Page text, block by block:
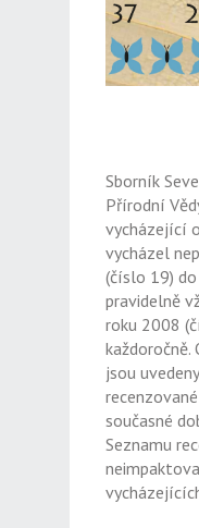
Sborník
Přírodní
vycházející
vycházel
(číslo 19)
pravidelně
roku 2008
každoročně.
jsou
současné
Seznamu